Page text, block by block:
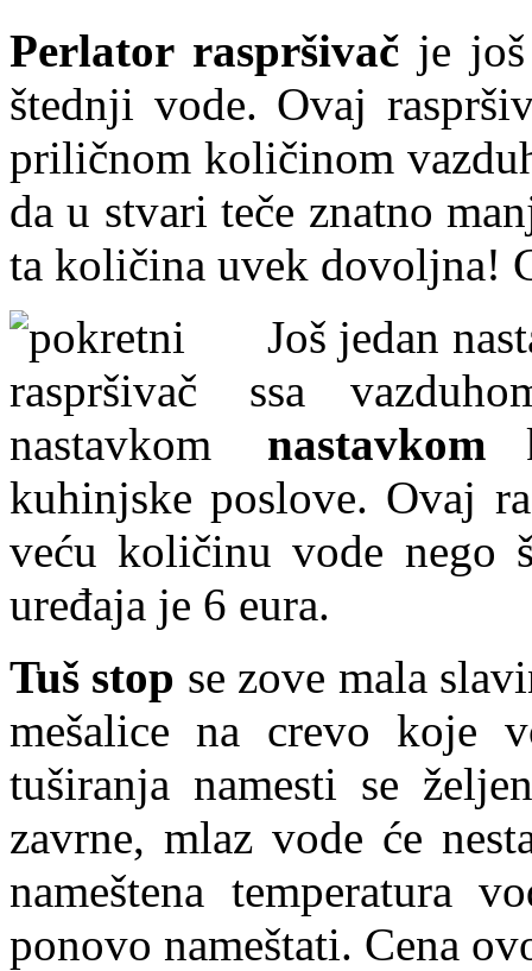
Perlator raspršivač je
štednji vode. Ovaj
priličnom količinom
da u stvari teče znatno
ta količina uvek dovoljna!
Još jedan
sa
nastavkom
kuhinjske poslove. Ovaj
veću količinu vode nego
uređaja je 6 eura.
Tuš stop se zove mala
mešalice na crevo koje
tuširanja namesti se
zavrne, mlaz vode će
nameštena temperatura
ponovo nameštati. Cena